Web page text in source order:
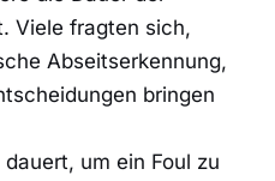
Viele fragten sich,
Abseitserkennung,
bringen
um ein Foul zu